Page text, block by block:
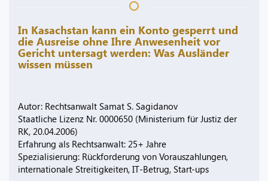
In Kasachstan kann ein Konto gesperrt und
die Ausreise ohne Ihre Anwesenheit vor
Gericht untersagt werden: Was Ausländer
wissen müssen
Autor: Rechtsanwalt Samat S. Sagidanov
Staatliche Lizenz Nr. 0000650 (Ministerium für Justiz der
RK, 20.04.2006)
Erfahrung als Rechtsanwalt: 25+ Jahre
Spezialisierung: Rückforderung von Vorauszahlungen,
internationale Streitigkeiten, IT-Betrug, Start-ups